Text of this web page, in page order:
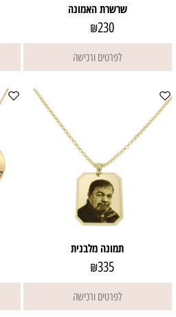
שרשרת האמונה
₪230
לפרטים ורכישה
תמונה מלבנית
₪335
לפרטים ורכישה